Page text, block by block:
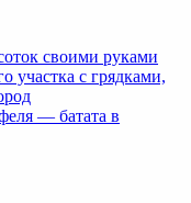
своими руками
участка с грядками,
— батата в